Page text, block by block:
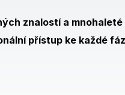
znalostí a
přístup ke každé